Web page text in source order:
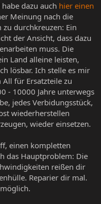
dazu auch hier einen
Meinung nach die
durchkreuzen: Ein
der Ansicht, dass dazu
muss. Die
Land alleine leisten,
lösbar. Ich stelle es mir
für Ersatzteile zu
- 10000 Jahre unterwegs
jedes Verbidungsstück,
wiederherstellen
wieder einsetzen.
einen kompletten
das Hauptproblem: Die
reißen dir
Reparier dir mal.